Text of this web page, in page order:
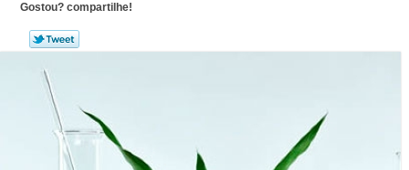
Gostou? compartilhe!